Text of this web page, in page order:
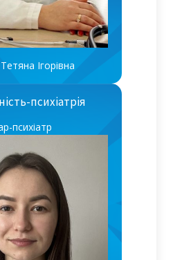
Ігорівна
психіатрія
психіатр